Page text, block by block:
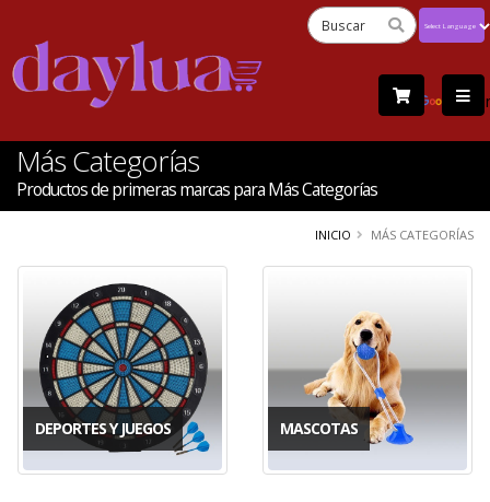
by
Más Categorías
Productos de primeras marcas para Más Categorías
INICIO MÁS CATEGORÍAS
DEPORTES Y JUEGOS MASCOTAS